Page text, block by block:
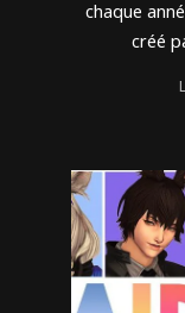
chaque
créé